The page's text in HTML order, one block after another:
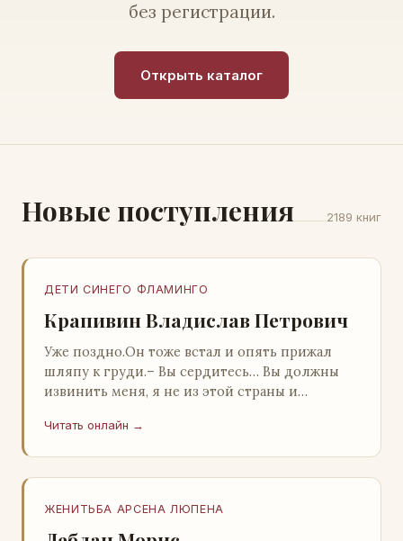
без регистрации.
Открыть каталог
Новые поступления 2189 книг
ДЕТИ СИНЕГО ФЛАМИНГО
Крапивин Владислав Петрович
Уже поздно.Он тоже встал и опять прижал
шляпу к груди.– Вы сердитесь… Вы должны
извинить меня, я не из этой страны и
прошу: выс…
Читать онлайн →
ЖЕНИТЬБА АРСЕНА ЛЮПЕНА